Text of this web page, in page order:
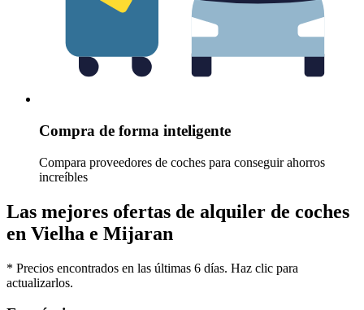
Compra de forma inteligente
Compara proveedores de coches para conseguir ahorros
increíbles
Las mejores ofertas de alquiler de coches
en Vielha e Mijaran
* Precios encontrados en las últimas 6 días. Haz clic para
actualizarlos.